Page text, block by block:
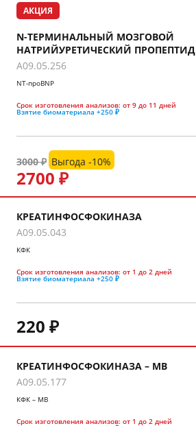
АКЦИЯ
N-ТЕРМИНАЛЬНЫЙ МОЗГОВОЙ
НАТРИЙУРЕТИЧЕСКИЙ ПРОПЕПТИД
A09.05.256
NT-проBNP
Срок изготовления анализов: от 9 до 11 дней
Взятие биоматериала +250 ₽
2700 ₽
3000 ₽ Выгода -10%
КРЕАТИНФОСФОКИНАЗА
A09.05.043
КФК
Срок изготовления анализов: от 1 до 2 дней
Взятие биоматериала +250 ₽
220 ₽
КРЕАТИНФОСФОКИНАЗА – МВ
A09.05.177
КФК – МВ
Срок изготовления анализов: от 1 до 2 дней